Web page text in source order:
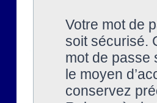
Votre mot de
soit sécurisé.
mot de passe
le moyen
conservez